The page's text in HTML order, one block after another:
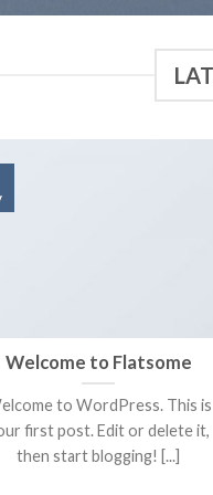
Welcome to Flatsome
to WordPress. This is
first post. Edit or delete it,
then start blogging! [...]